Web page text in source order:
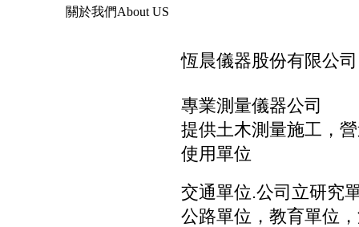
關於我們About US
恆晨儀器股份有限公司
專業測量儀器公司
提供土木測量施工，
使用單位
交通單位.公司立研究
公路單位，教育單位